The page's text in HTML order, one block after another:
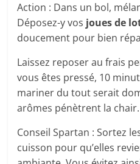
Action : Dans un bol,
Déposez-y vos joues de
doucement pour bien
Laissez reposer au frais
vous êtes pressé, 10
mariner du tout serait
arômes pénètrent la chair.
Conseil Spartan : Sortez
cuisson pour qu’elles